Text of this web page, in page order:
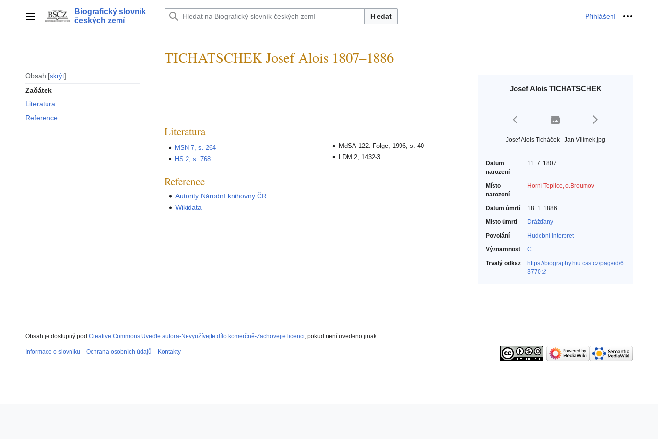
Hlavní menu
Biografický slovník
českých zemí
Hledat Přihlášení Osobní
Obsah skrýt
Začátek
Literatura
Reference
TICHATSCHEK Josef Alois 1807–1886
Josef Alois TICHATSCHEK
Josef Alois Ticháček - Jan Vilímek.jpg
Datum
narození
11. 7. 1807
Místo
narození
Horní Teplice, o.Broumov
Datum úmrtí
18. 1. 1886
Místo úmrtí
Drážďany
Povolání
Hudební interpret‎
Významnost
C
Trvalý odkaz
https://biography.hiu.cas.cz/pageid/6
3770
Literatura
MSN 7, s. 264
HS 2, s. 768
MdSA 122. Folge, 1996, s. 40
LDM 2, 1432-3
Reference
Autority Národní knihovny ČR
Wikidata
Obsah je dostupný pod Creative Commons Uveďte autora-Nevyužívejte dílo komerčně-Zachovejte licenci, pokud není uvedeno jinak.
Informace o slovníku Ochrana osobních údajů Kontakty